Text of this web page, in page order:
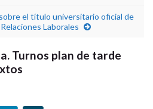
el título universitario oficial de
Laborales
Turnos plan de tarde